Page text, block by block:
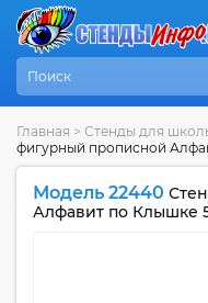
Главная > Стенды для
фигурный прописной
Модель 22440
Алфавит по Клышке